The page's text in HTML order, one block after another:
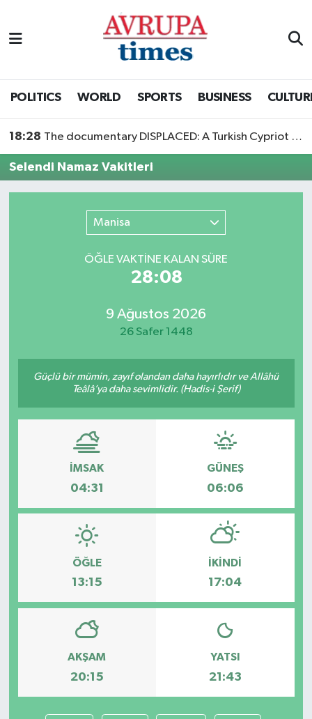
POLITICS WORLD SPORTS BUSINESS
18:28 The documentary DISPLACED: A Turkish Cypriot Story is now available to watch
Selendi Namaz Vakitleri
Manisa
ÖĞLE VAKTİNE KALAN SÜRE
28:08
9 Ağustos 2026
26 Safer 1448
Güçlü bir mümin, zayıf olandan daha hayırlıdır ve Allâhü
Teâlâ’ya daha sevimlidir. (Hadis-i Şerif)
İMSAK
04:31
GÜNEŞ
06:06
ÖĞLE
13:15
İKINDI
17:04
AKŞAM
20:15
YATSI
21:43
Nöbetçi Eczaneler
Süper Lig Puan Durumu ve Fikstür
Son Dakika Haberleri